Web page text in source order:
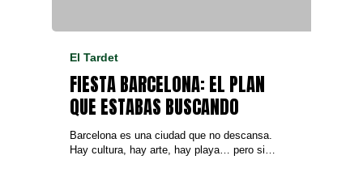
El Tardet
FIESTA BARCELONA: EL PLAN
QUE ESTABAS BUSCANDO
Barcelona es una ciudad que no descansa.
Hay cultura, hay arte, hay playa… pero si…